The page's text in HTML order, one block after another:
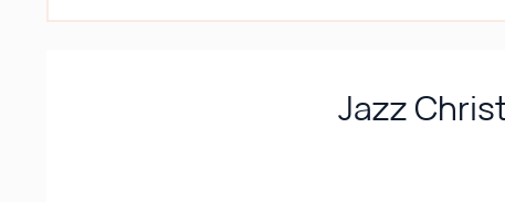
Jazz